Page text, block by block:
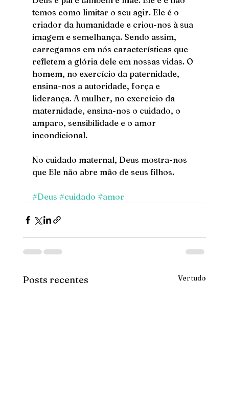
temos como limitar o seu agir. Ele é o
criador da humanidade e criou-nos à sua
imagem e semelhança. Sendo assim,
carregamos em nós características que
refletem a glória dele em nossas vidas. O
homem, no exercício da paternidade,
ensina-nos a autoridade, força e
liderança. A mulher, no exercício da
maternidade, ensina-nos o cuidado, o
amparo, sensibilidade e o amor
incondicional.
No cuidado maternal, Deus mostra-nos
que Ele não abre mão de seus filhos.
#Deus #cuidado #amor
Posts recentes Ver tudo